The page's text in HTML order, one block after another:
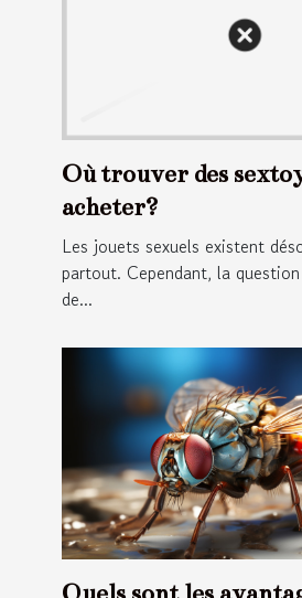
Où trouver des
acheter?
Les jouets sexuels existent
partout. Cependant, la
de...